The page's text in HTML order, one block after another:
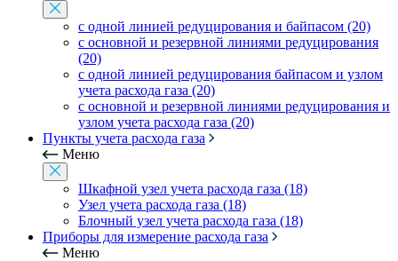
с одной линией редуцирования и байпасом (20)
с основной и резервной линиями редуцирования
(20)
с одной линией редуцирования байпасом и узлом
учета расхода газа (20)
с основной и резервной линиями редуцирования и
узлом учета расхода газа (20)
Пункты учета расхода газа
Меню
Шкафной узел учета расхода газа (18)
Узел учета расхода газа (18)
Блочный узел учета расхода газа (18)
Приборы для измерение расхода газа
Меню